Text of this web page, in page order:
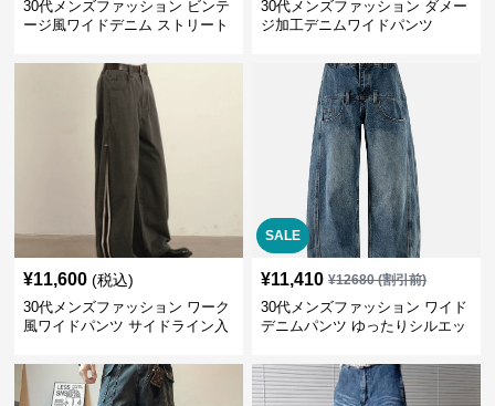
30代メンズファッション ビンテ
ージ風ワイドデニム ストリート
30代メンズファッション ダメー
ジ加工デニムワイドパンツ
¥11,600 (税込)
30代メンズファッション ワーク
風ワイドパンツ サイドライン入
SALE
¥11,410 ¥12680(割引前)
30代メンズファッション ワイド
デニムパンツ ゆったりシルエッ